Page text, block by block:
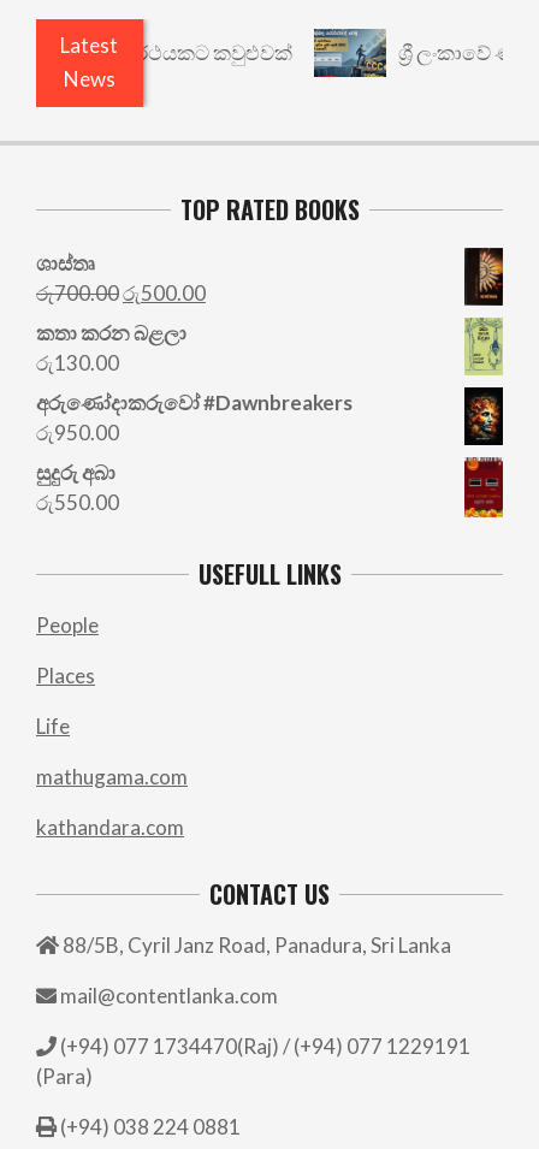
Latest
News
වෙනත් යථාර්ථයකට කවුළුවක් ශ්‍රී ලංකාවේ ණය
TOP RATED BOOKS
ශාස්තෘ
රු700.00Original
price
was:
රු500.00Current
කතා කරන බළලා
රු130.00
අරු‍ණෝදාකරුවෝ #Dawnbreakers
රු950.00
සුදුරු අබා
රු550.00
USEFULL LINKS
People
Places
Life
mathugama.com
kathandara.com
CONTACT US
88/5B, Cyril Janz Road, Panadura, Sri Lanka
mail@contentlanka.com
(+94) 077 1734470(Raj) / (+94) 077 1229191
(Para)
(+94) 038 224 0881